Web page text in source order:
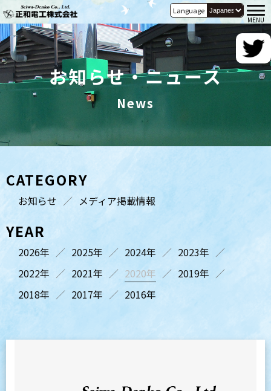
Language
お知らせ・ニュース
News
CATEGORY
お知らせ メディア掲載情報
YEAR
2026年 2025年 2024年
2023年
2022年
2021年 2020年
2019年
2018年
2017年 2016年